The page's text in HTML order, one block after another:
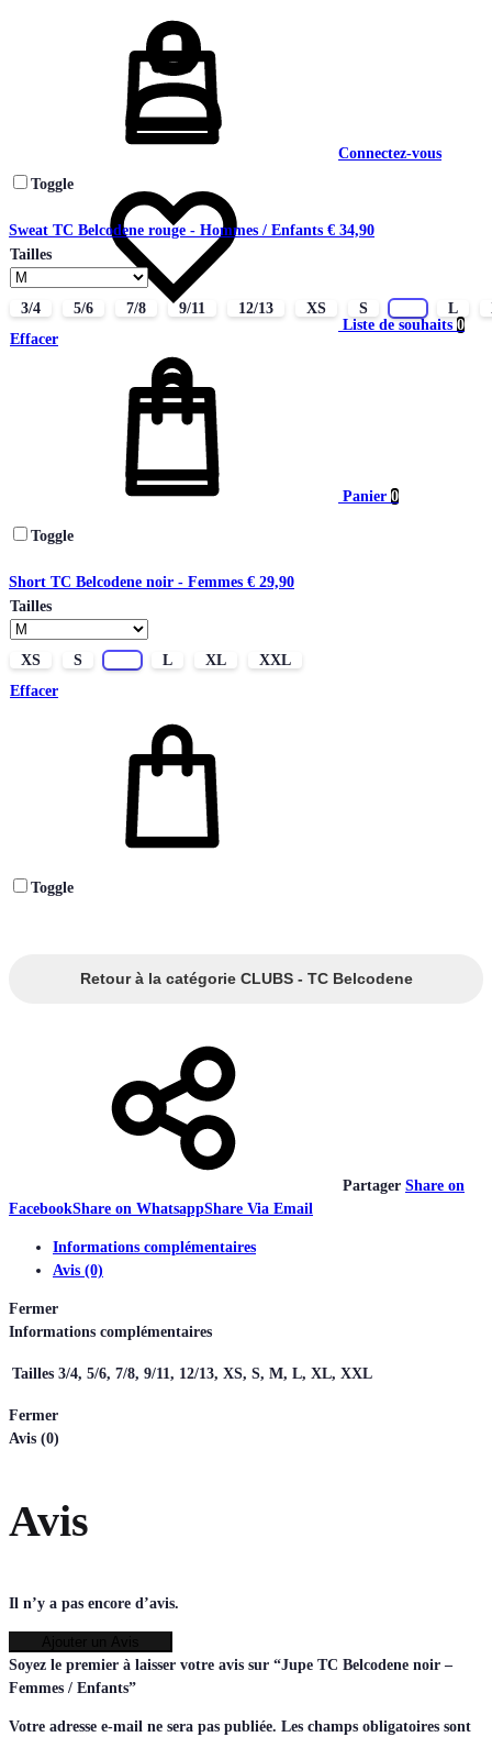
Connectez-vous
Liste de souhaits 0
Panier 0
Toggle
Sweat TC Belcodene rouge - Hommes / Enfants € 34,90
Tailles
3/4 5/6 7/8 9/11 12/13 XS S L
Effacer
Toggle
Short TC Belcodene noir - Femmes € 29,90
Tailles
XS S L XL
XXL
Effacer
Toggle
Retour à la catégorie CLUBS - TC Belcodene
Partager Share on
FacebookShare on WhatsappShare Via Email
Informations complémentaires
Avis (0)
Fermer
Informations complémentaires
Tailles 3/4, 5/6, 7/8, 9/11, 12/13, XS, S, M, L, XL, XXL
Fermer
Avis (0)
Avis
Il n’y a pas encore d’avis.
Soyez le premier à laisser votre avis sur “Jupe TC Belcodene noir –
Femmes / Enfants”
Votre adresse e-mail ne sera pas publiée. Les champs obligatoires sont